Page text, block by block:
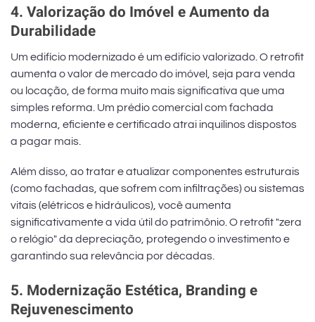
4. Valorização do Imóvel e Aumento da
Durabilidade
Um edifício modernizado é um edifício valorizado. O retrofit
aumenta o valor de mercado do imóvel, seja para venda
ou locação, de forma muito mais significativa que uma
simples reforma. Um prédio comercial com fachada
moderna, eficiente e certificado atrai inquilinos dispostos
a pagar mais.
Além disso, ao tratar e atualizar componentes estruturais
(como fachadas, que sofrem com infiltrações) ou sistemas
vitais (elétricos e hidráulicos), você aumenta
significativamente a vida útil do patrimônio. O retrofit "zera
o relógio" da depreciação, protegendo o investimento e
garantindo sua relevância por décadas.
5. Modernização Estética, Branding e
Rejuvenescimento